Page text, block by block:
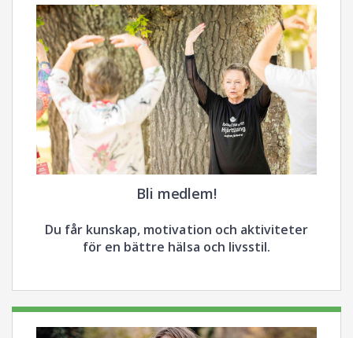
Bli medlem!
Du får kunskap, motivation och aktiviteter
för en bättre hälsa och livsstil.